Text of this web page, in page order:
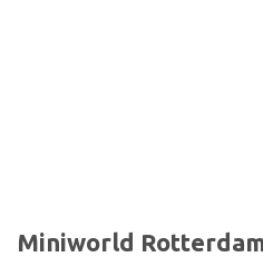
Miniworld